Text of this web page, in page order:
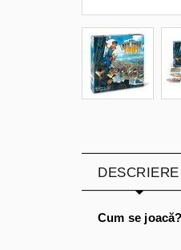
DESCRIERE
Cum se joacă?